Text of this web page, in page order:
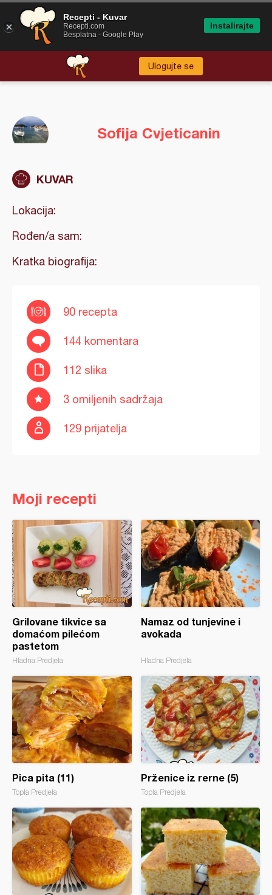
Ulogujte se
Sofija Cvjeticanin
KUVAR
Lokacija:
Rođen/a sam:
Kratka biografija:
90 recepta
144 komentara
112 slika
3 omiljenih sadržaja
129 prijatelja
Moji recepti
Grilovane tikvice sa
domaćom pilećom
pastetom
Hladna Predjela
Namaz od tunjevine i
avokada
Hladna Predjela
Pica pita (11)
Topla Predjela
Prženice iz rerne (5)
Topla Predjela
Recepti - Kuvar
Recepti.com
Besplatna - Google Play
Instalirajte